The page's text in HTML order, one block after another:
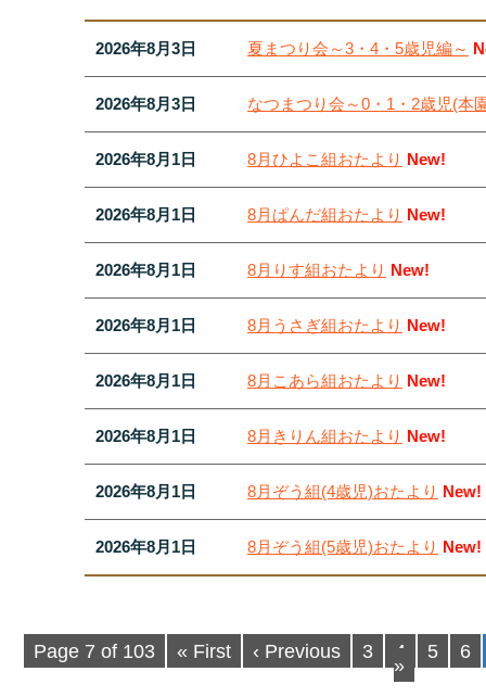
2026年8月3日 夏まつり会～3・4・5歳児編～
2026年8月3日 なつまつり会～0・1・2歳児(本
2026年8月1日 8月ひよこ組おたより New!
2026年8月1日 8月ぱんだ組おたより New!
2026年8月1日 8月りす組おたより New!
2026年8月1日 8月うさぎ組おたより New!
2026年8月1日 8月こあら組おたより New!
2026年8月1日 8月きりん組おたより New!
2026年8月1日 8月ぞう組(4歳児)おたより New!
2026年8月1日 8月ぞう組(5歳児)おたより New!
Page 7 of 103 « First ‹ Previous 3 4 5 6
»